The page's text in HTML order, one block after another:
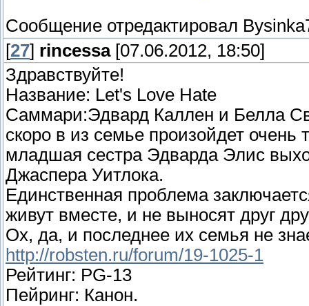
Сообщение отредактировал
[27] rincessa[07.06.2012, 18:50]
Здравствуйте!
Название: Let's Love Hate
Саммари:Эдвард Каллен и Белла
скоро в из семье произойдет очень
младшая сестра Эдварда Элис
Джаспера Уитлока.
Единственная проблема
живут вместе, и не выносят друг
Ох, да, и последнее их семья не
http://robsten.ru/forum/19-1025-1
Рейтинг: PG-13
Пейринг: Канон.